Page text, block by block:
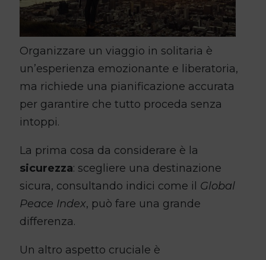
Organizzare un viaggio in solitaria è
un’esperienza emozionante e liberatoria,
ma richiede una pianificazione accurata
per garantire che tutto proceda senza
intoppi.
La prima cosa da considerare è la
sicurezza: scegliere una destinazione
sicura, consultando indici come il Global
Peace Index, può fare una grande
differenza.
Un altro aspetto cruciale è